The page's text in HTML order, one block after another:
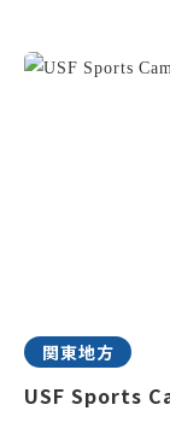
関東地方
USF Sports